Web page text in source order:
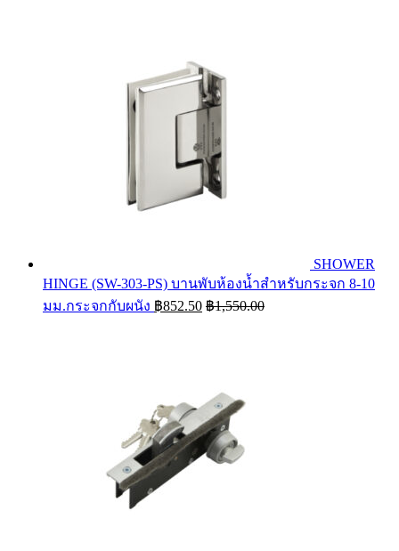
SHOWER
HINGE (SW-303-PS) บานพับห้องน้ำสำหรับกระจก 8-10
มม.กระจกกับผนัง ฿852.50 ฿1,550.00